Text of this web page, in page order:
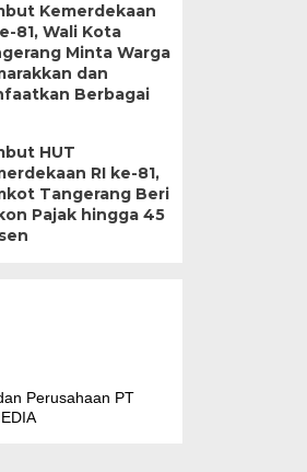
Kemerdekaan
81, Wali Kota
Minta Warga
dan
Berbagai
HUT
RI ke-81,
Tangerang Beri
Pajak hingga 45
Perusahaan PT